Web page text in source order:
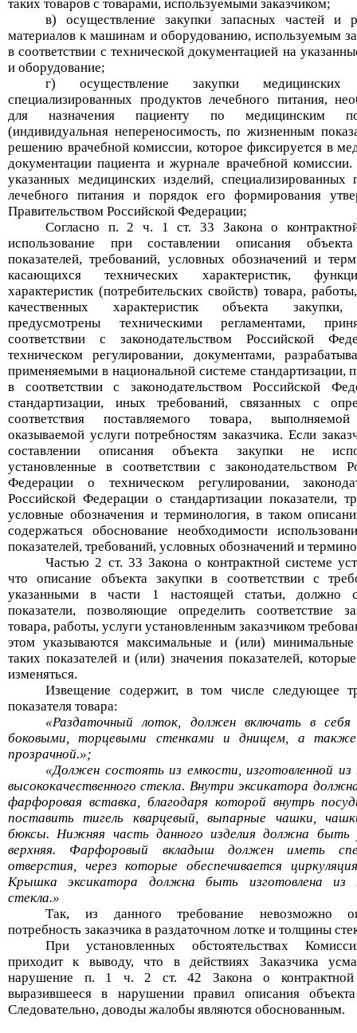
таких товаров с товарами, используемыми заказчиком;
в) осуществление закупки запасных частей и
материалов к машинам и оборудованию, используемым
в соответствии с технической документацией на
и оборудование;
г) осуществление закупки медицинских
специализированных продуктов лечебного питания,
для назначения пациенту по медицинским
(индивидуальная непереносимость, по жизненным
решению врачебной комиссии, которое фиксируется в
документации пациента и журнале врачебной
указанных медицинских изделий, специализированных
лечебного питания и порядок его формирования
Правительством Российской Федерации;
Согласно п. 2 ч. 1 ст. 33 Закона о
использование при составлении описания
показателей, требований, условных обозначений и
касающихся технических характеристик,
характеристик (потребительских свойств) товара,
качественных характеристик объекта закупки,
предусмотрены техническими регламентами,
соответствии с законодательством Российской
техническом регулировании, документами,
применяемыми в национальной системе стандартизации,
в соответствии с законодательством Российской
стандартизации, иных требований, связанных с
соответствия поставляемого товара,
оказываемой услуги потребностям заказчика. Если
составлении описания объекта закупки не
установленные в соответствии с законодательством
Федерации о техническом регулировании,
Российской Федерации о стандартизации показатели,
условные обозначения и терминология, в таком
содержаться обоснование необходимости
показателей, требований, условных обозначений и
Частью 2 ст. 33 Закона о контрактной системе
что описание объекта закупки в соответствии с
указанными в части 1 настоящей статьи, должно
показатели, позволяющие определить соответствие
товара, работы, услуги установленным заказчиком
этом указываются максимальные и (или) минимальные
таких показателей и (или) значения показателей,
изменяться.
Извещение содержит, в том числе следующее
показателя товара:
«Раздаточный лоток, должен включать в себя
боковыми, торцевыми стенками и днищем, а также
прозрачной.»;
«Должен состоять из емкости, изготовленной из
высококачественного стекла. Внутри эксикатора
фарфоровая вставка, благодаря которой внутрь
поставить тигель кварцевый, выпарные чашки,
бюксы. Нижняя часть данного изделия должна
верхняя. Фарфоровый вкладыш должен иметь
отверстия, через которые обеспечивается
Крышка эксикатора должна быть изготовлена из
стекла.»
Так, из данного требование невозможно
потребность заказчика в раздаточном лотке и толщины
При установленных обстоятельствах
приходит к выводу, что в действиях Заказчика
нарушение п. 1 ч. 2 ст.42 Закона о
выразившееся в нарушении правил описания
Следовательно, доводы жалобы являются обоснованным.